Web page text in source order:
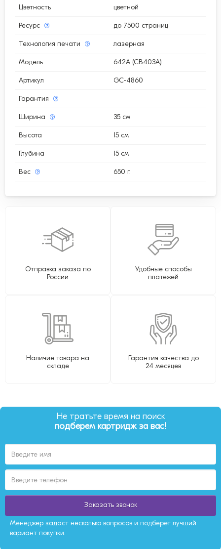
Цветность цветной
Ресурс до 7500 страниц
Технология печати лазерная
Модель 642A (CB403A)
Артикул GC-4860
Гарантия
Ширина 35 см
Высота 15 см
Глубина 15 см
Вес 650 г.
Отправка заказа по
России
Удобные способы
платежей
Наличие товара на
складе
Гарантия качества до
24 месяцев
Не тратьте время на поиск
подберем картридж за вас!
Заказать звонок
Менеджер задаст несколько вопросов и подберет лучший
вариант покупки.